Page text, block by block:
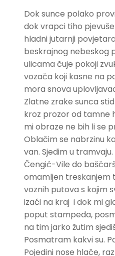
Dok sunce polako
dok vrapci tiho
hladni jutarnji
beskrajnog nebeskog
ulicama čuje pokoji
vozača koji kasne na
mora snova
Zlatne zrake sunca
kroz prozor od tamne
mi obraze ne bih li se
Oblačim se nabrzinu
van. Sjedim u
Čengić-Vile do
omamljen treskanjem
voznih putova s kojim
izaći na kraj i dok mi
poput stampeda,
na tim jarko žutim
Posmatram kakvi su.
Pojedini nose hlače,